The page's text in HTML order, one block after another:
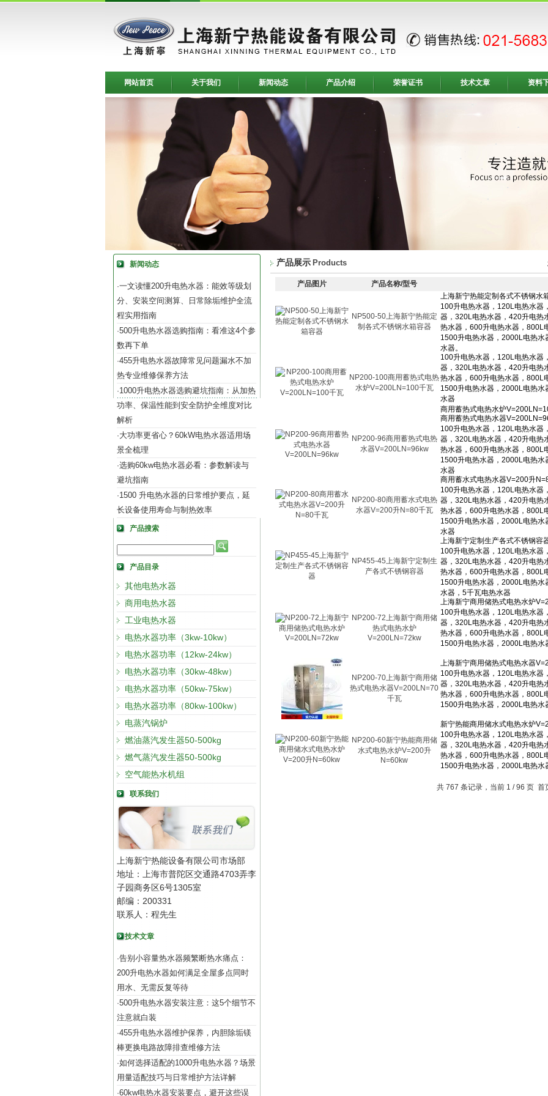
网站首页 关于我们 新闻动态 产品介绍 荣誉证书 技术文章 资料
新闻动态
·一文读懂200升电热水器：能效等级划
分、安装空间测算、日常除垢维护全流
程实用指南
·500升电热水器选购指南：看准这4个参
数再下单
·455升电热水器故障常见问题漏水不加
热专业维修保养方法
·1000升电热水器选购避坑指南：从加热
功率、保温性能到安全防护全维度对比
解析
·大功率更省心？60kW电热水器适用场
景全梳理
·选购60kw电热水器必看：参数解读与
避坑指南
·1500 升电热水器的日常维护要点，延
长设备使用寿命与制热效率
产品搜索
产品目录
其他电热水器
商用电热水器
工业电热水器
电热水器功率（3kw-10kw）
电热水器功率（12kw-24kw）
电热水器功率（30kw-48kw）
电热水器功率（50kw-75kw）
电热水器功率（80kw-100kw）
电蒸汽锅炉
燃油蒸汽发生器50-500kg
燃气蒸汽发生器50-500kg
空气能热水机组
联系我们
上海新宁热能设备有限公司市场部
地址：上海市普陀区交通路4703弄李
子园商务区6号1305室
邮编：200331
联系人：程先生
技术文章
·告别小容量热水器频繁断热水痛点：
200升电热水器如何满足全屋多点同时
用水、无需反复等待
·500升电热水器安装注意：这5个细节不
注意就白装
·455升电热水器维护保养，内胆除垢镁
棒更换电路故障排查维修方法
·如何选择适配的1000升电热水器？场景
用量适配技巧与日常维护方法详解
·60kw电热水器安装要点，避开这些误
产品展示 Products
产品图片 产品名称/型号
NP500-50上海新宁热能定
制各式不锈钢水箱容器
NP200-100商用蓄热式电热
水炉V=200LN=100千瓦
NP200-96商用蓄热式电热
水器V=200LN=96kw
NP200-80商用蓄水式电热
水器V=200升N=80千瓦
NP455-45上海新宁定制生
产各式不锈钢容器
NP200-72上海新宁商用储
热式电热水炉
V=200LN=72kw
NP200-70上海新宁商用储
热式电热水器V=200LN=70
千瓦
NP200-60新宁热能商用储
水式电热水炉V=200升
N=60kw
共 767 条记录，当前 1 / 96 页